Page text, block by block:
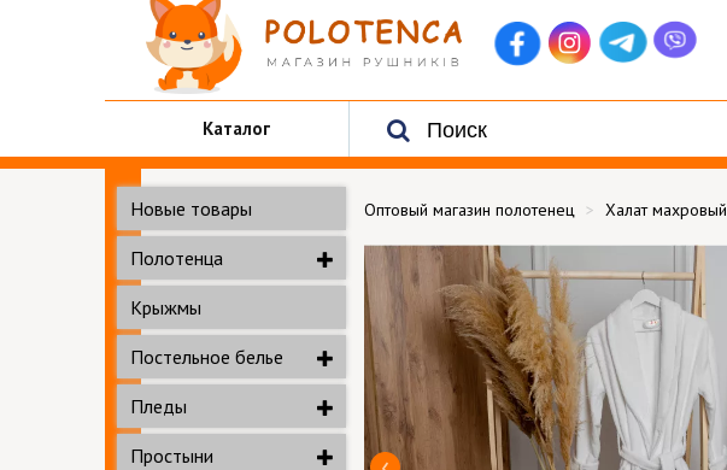
Каталог
Новые товары
Полотенца
Крыжмы
Постельное белье
Пледы
Простыни
Оптовый магазин полотенец Халат махровый